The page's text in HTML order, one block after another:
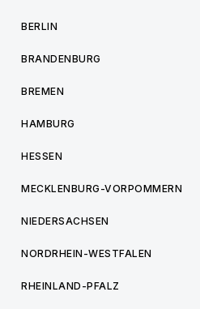
BERLIN
BRANDENBURG
BREMEN
HAMBURG
HESSEN
MECKLENBURG-VORPOMMERN
NIEDERSACHSEN
NORDRHEIN-WESTFALEN
RHEINLAND-PFALZ